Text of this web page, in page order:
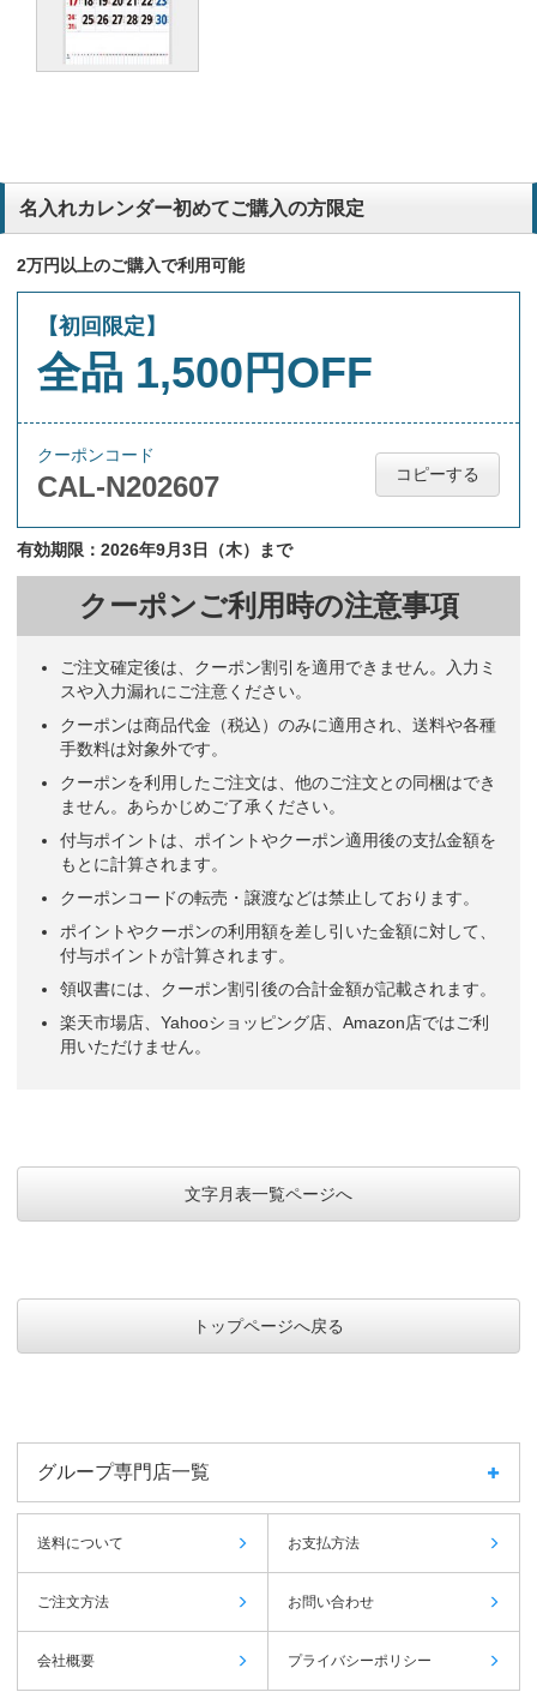
名入れカレンダー初めてご購入の方限定
2万円以上のご購入で利用可能
【初回限定】
全品 1,500円OFF
クーポンコード
CAL-N202607 コピーする
有効期限：2026年9月3日（木）まで
クーポンご利用時の注意事項
ご注文確定後は、クーポン割引を適用できません。入力ミ
スや入力漏れにご注意ください。
クーポンは商品代金（税込）のみに適用され、送料や各種
手数料は対象外です。
クーポンを利用したご注文は、他のご注文との同梱はでき
ません。あらかじめご了承ください。
付与ポイントは、ポイントやクーポン適用後の支払金額を
もとに計算されます。
クーポンコードの転売・譲渡などは禁止しております。
ポイントやクーポンの利用額を差し引いた金額に対して、
付与ポイントが計算されます。
領収書には、クーポン割引後の合計金額が記載されます。
楽天市場店、Yahooショッピング店、Amazon店ではご利
用いただけません。
文字月表一覧ページへ
トップページへ戻る
グループ専門店一覧
送料について お支払方法
ご注文方法 お問い合わせ
会社概要 プライバシーポリシー